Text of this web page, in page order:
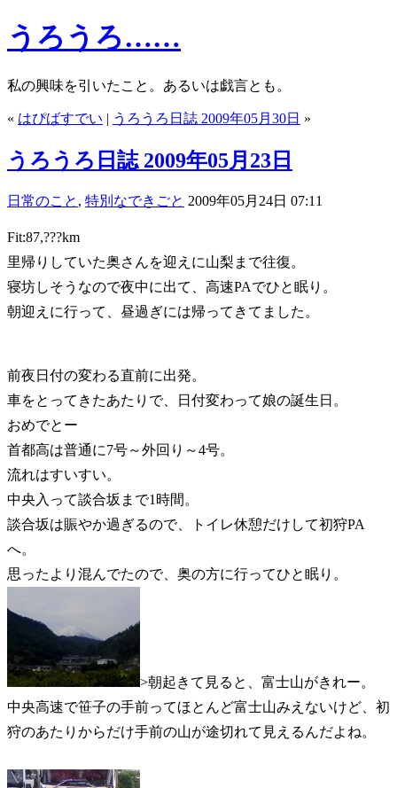
うろうろ……
私の興味を引いたこと。あるいは戯言とも。
« はぴばすでい | うろうろ日誌 2009年05月30日 »
うろうろ日誌 2009年05月23日
日常のこと , 特別なできごと 2009年05月24日 07:11
Fit:87,???km
里帰りしていた奥さんを迎えに山梨まで往復。
寝坊しそうなので夜中に出て、高速PAでひと眠り。
朝迎えに行って、昼過ぎには帰ってきてました。
前夜日付の変わる直前に出発。
車をとってきたあたりで、日付変わって娘の誕生日。
おめでとー
首都高は普通に7号～外回り～4号。
流れはすいすい。
中央入って談合坂まで1時間。
談合坂は賑やか過ぎるので、トイレ休憩だけして初狩PA
へ。
思ったより混んでたので、奥の方に行ってひと眠り。
>朝起きて見ると、富士山がきれー。
中央高速で笹子の手前ってほとんど富士山みえないけど、初
狩のあたりからだけ手前の山が途切れて見えるんだよね。